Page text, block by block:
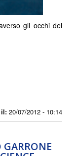
il: 20/07/2012 - 10:14
gli occhi del